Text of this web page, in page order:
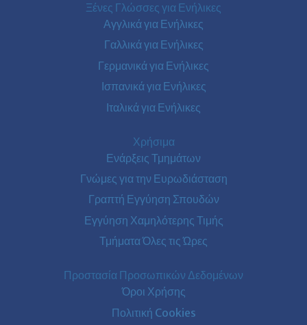
Ξένες Γλώσσες για Ενήλικες
Αγγλικά για Ενήλικες
Γαλλικά για Ενήλικες
Γερμανικά για Ενήλικες
Ισπανικά για Ενήλικες
Ιταλικά για Ενήλικες
Χρήσιμα
Ενάρξεις Τμημάτων
Γνώμες για την Ευρωδιάσταση
Γραπτή Εγγύηση Σπουδών
Εγγύηση Χαμηλότερης Τιμής
Τμήματα Όλες τις Ώρες
Προστασία Προσωπικών Δεδομένων
Όροι Χρήσης
Πολιτική Cookies